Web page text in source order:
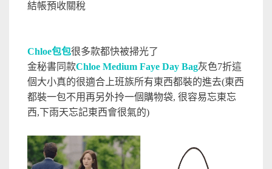
結帳預收關稅
Chloe包包很多款都快被掃光了
金秘書同款Chloe Medium Faye Day Bag灰色7折這
個大小真的很適合上班族所有東西都裝的進去(東西
都裝一包不用再另外拎一個購物袋, 很容易忘東忘
西,下雨天忘記東西會很氣的)